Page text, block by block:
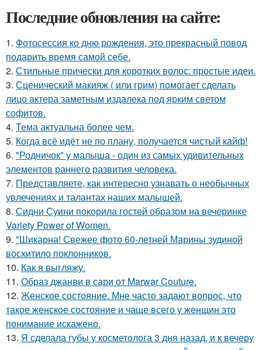
Последние обновления на сайте:
1. Фотосессия ко дню рождения, это прекрасный повод
подарить время самой себе.
2. Стильные прически для коротких волос: простые идеи.
3. Сценический макияж ( или грим) помогает сделать
лицо актера заметным издалека под ярким светом
софитов.
4. Тема актуальна более чем.
5. Когда всё идёт не по плану, получается чистый кайф!
6. "Родничок" у малыша - один из самых удивительных
элементов раннего развития человека.
7. Представляете, как интересно узнавать о необычных
увлечениях и талантах наших малышей.
8. Сидни Суини покорила гостей образом на вечеринке
Variety Power of Women.
9. "Шикарна! Свежее фото 60-летней Марины зудиной
восхитило поклонников.
10. Как я выгляжу.
11. Образ джанви в сари от Marwar Couture.
12. Женское состояние. Мне часто задают вопрос, что
такое женское состояние и чаще всего у женщин это
понимание искажено.
13. Я сделала губы у косметолога 3 дня назад, и к вечеру